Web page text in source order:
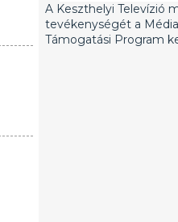
A Keszthelyi Televízió
tevékenységét a
Támogatási Program